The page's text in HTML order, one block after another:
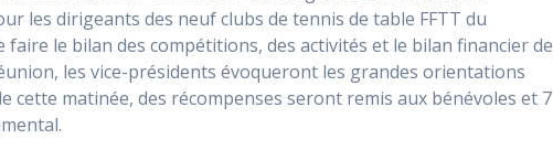
les dirigeants des neuf clubs de tennis de table FFTT du
le bilan des compétitions, des activités et le bilan financier de
les vice-présidents évoqueront les grandes orientations
cette matinée, des récompenses seront remis aux bénévoles et 7